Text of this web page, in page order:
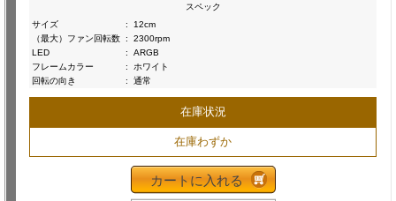
スペック
サイズ
:
12cm
（最大）ファン回転数 :
2300rpm
LED
:
ARGB
フレームカラー
:
ホワイト
回転の向き
: 通常
在庫状況
在庫わずか
カートに入れる